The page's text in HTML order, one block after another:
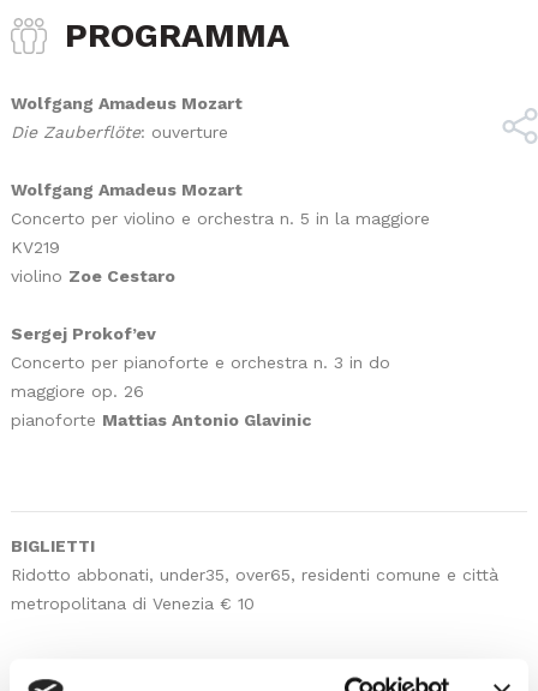
PROGRAMMA
Wolfgang Amadeus Mozart
Die Zauberflöte: ouverture
Wolfgang Amadeus Mozart
Concerto per violino e orchestra n. 5 in la maggiore
KV219
violino Zoe Cestaro
Sergej Prokof’ev
Concerto per pianoforte e orchestra n. 3 in do
maggiore op. 26
pianoforte Mattias Antonio Glavinic
BIGLIETTI
Ridotto abbonati, under35, over65, residenti comune e città
metropolitana di Venezia € 10